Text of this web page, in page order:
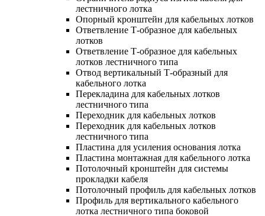
лестничного лотка
Опорный кронштейн для кабельных лотков
Ответвление Т-образное для кабельных
лотков
Ответвление Т-образное для кабельных
лотков лестничного типа
Отвод вертикальный Т-образный для
кабельного лотка
Перекладина для кабельных лотков
лестничного типа
Переходник для кабельных лотков
Переходник для кабельных лотков
лестничного типа
Пластина для усиления основания лотка
Пластина монтажная для кабельного лотка
Потолочный кронштейн для системы
прокладки кабеля
Потолочный профиль для кабельных лотков
Профиль для вертикального кабельного
лотка лестничного типа боковой